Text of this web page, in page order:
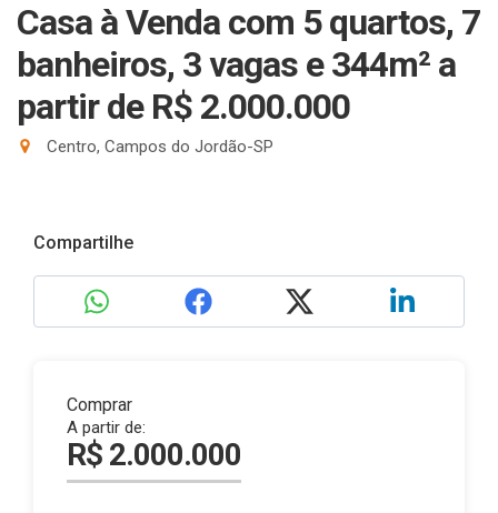
Casa à Venda com 5 quartos, 7
banheiros, 3 vagas e 344m² a
partir de R$ 2.000.000
Centro, Campos do Jordão-SP
Compartilhe
Comprar
A partir de:
R$ 2.000.000